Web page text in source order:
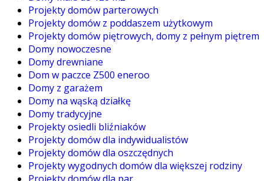
Projekty domów parterowych
Projekty domów z poddaszem użytkowym
Projekty domów piętrowych, domy z pełnym piętrem
Domy nowoczesne
Domy drewniane
Dom w paczce Z500 eneroo
Domy z garażem
Domy na wąską działkę
Domy tradycyjne
Projekty osiedli bliźniaków
Projekty domów dla indywidualistów
Projekty domów dla oszczędnych
Projekty wygodnych domów dla większej rodziny